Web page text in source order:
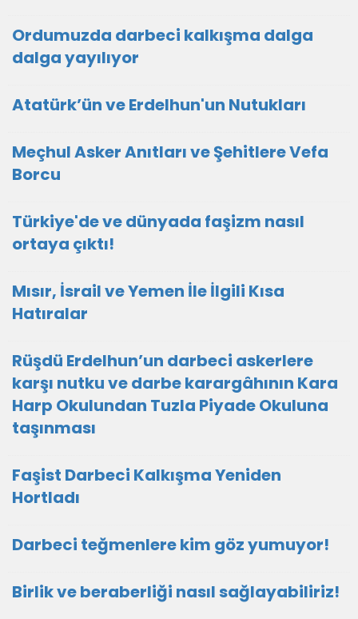
Ordumuzda darbeci kalkışma dalga
dalga yayılıyor
Atatürk’ün ve Erdelhun'un Nutukları
Meçhul Asker Anıtları ve Şehitlere Vefa
Borcu
Türkiye'de ve dünyada faşizm nasıl
ortaya çıktı!
Mısır, İsrail ve Yemen İle İlgili Kısa
Hatıralar
Rüşdü Erdelhun’un darbeci askerlere
karşı nutku ve darbe karargâhının Kara
Harp Okulundan Tuzla Piyade Okuluna
taşınması
Faşist Darbeci Kalkışma Yeniden
Hortladı
Darbeci teğmenlere kim göz yumuyor!
Birlik ve beraberliği nasıl sağlayabiliriz!